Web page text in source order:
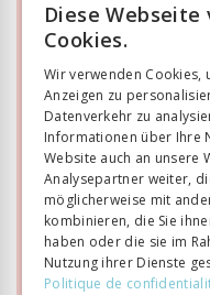
L’Exposition nationale
comporte de
villages, aux origines
particulièrement
Plaisance, regroupe
fameuxVillage suisse,
technologiques et
géante bucolique
est animé par plus
culturelle et
occultant la Suisse
Diese
Cookies.
Wir verwenden Cookies,
Anzeigen zu
Datenverkehr zu
Informationen über Ihre
Website auch an unsere
Analysepartner weiter,
möglicherweise mit
kombinieren, die Sie
haben oder die sie im
Nutzung ihrer Dienste
Politique de